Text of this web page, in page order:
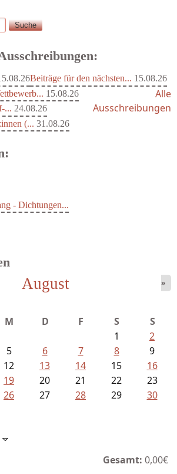
Beiträge für den nächsten... 15.08.26
15.08.26
... 24.08.26
(... 31.08.26
Alle
Ausschreibungen
- Dichtungen...
August »
M D F S
S
1
2
5 6 7 8
9
12 13 14 15
16
19 20 21 22
23
26 27 28 29
30
Gesamt: 0,00€